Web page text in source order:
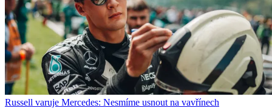
Russell varuje Mercedes: Nesmíme usnout na vavřínech